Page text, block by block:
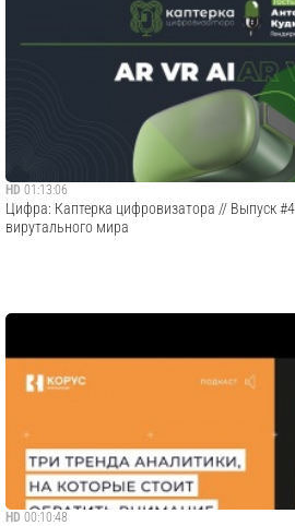
HD 01:13:06
Цифра: Каптерка цифровизатора // Выпуск
вирутального мира
HD 00:10:48